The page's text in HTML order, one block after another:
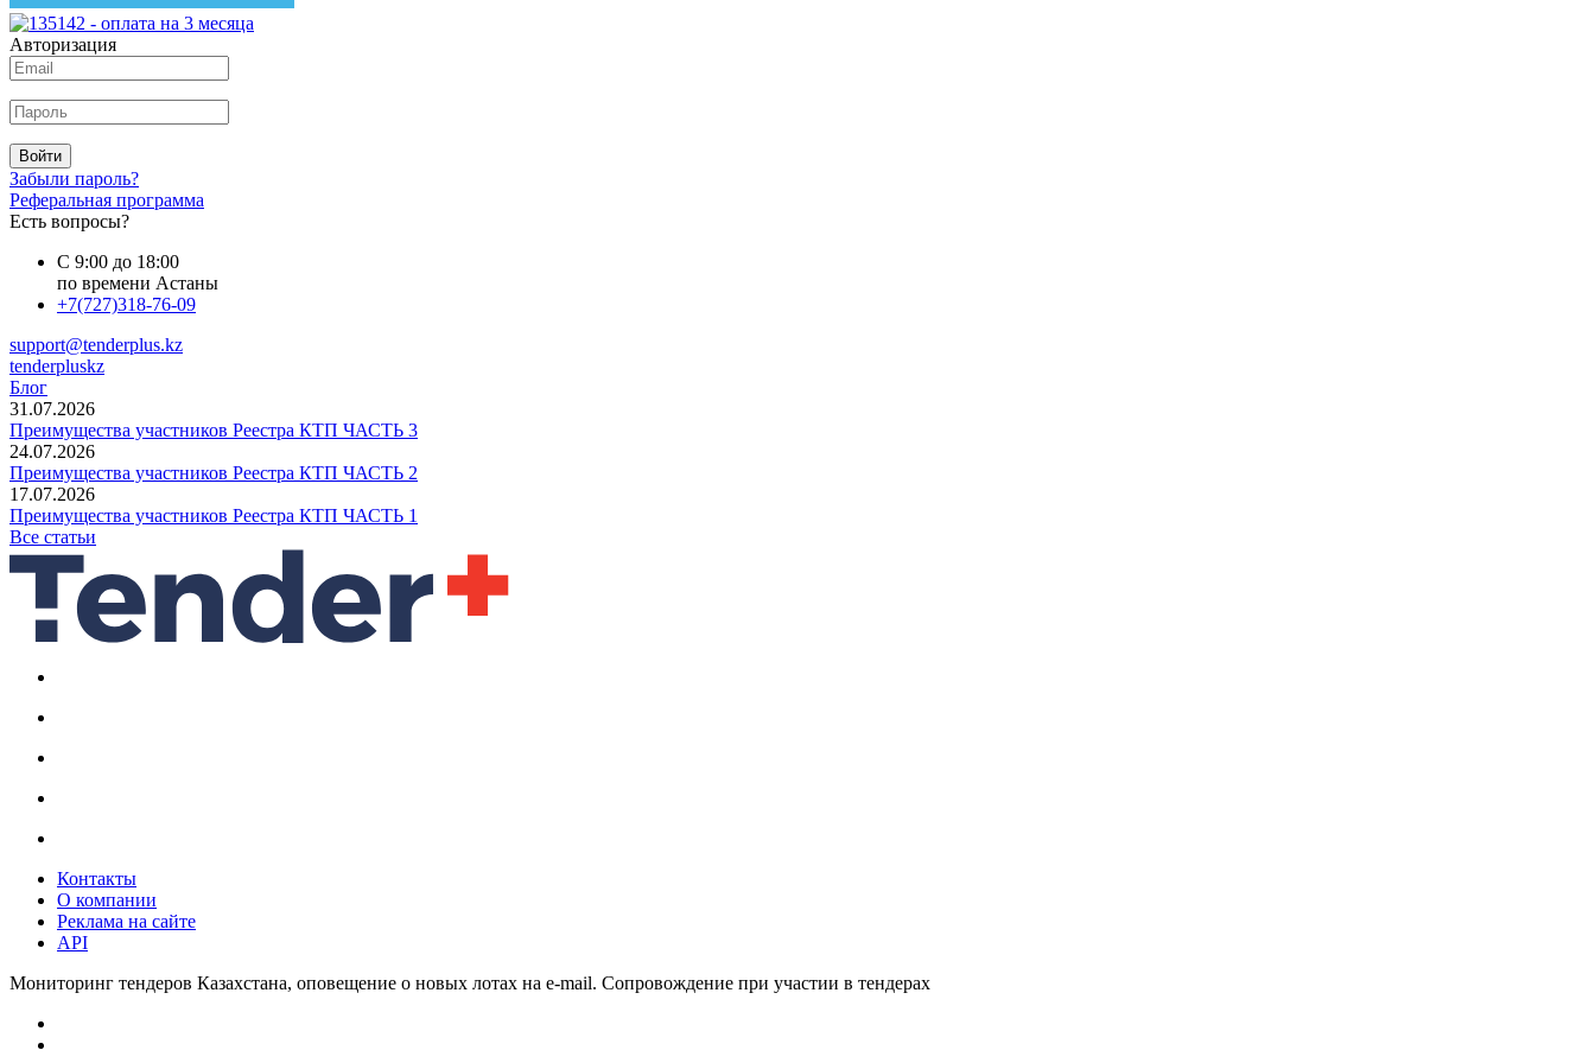
Авторизация
Войти
Забыли пароль?
Реферальная программа
Есть вопросы?
С 9:00 до 18:00
по времени Астаны
+7(727)318-76-09
support@tenderplus.kz
tenderpluskz
Блог
31.07.2026
Преимущества участников Реестра КТП ЧАСТЬ 3
24.07.2026
Преимущества участников Реестра КТП ЧАСТЬ 2
17.07.2026
Преимущества участников Реестра КТП ЧАСТЬ 1
Все статьи
Контакты
О компании
Реклама на сайте
API
Мониторинг тендеров Казахстана, оповещение о новых лотах на e-mail. Сопровождение при участии в тендерах